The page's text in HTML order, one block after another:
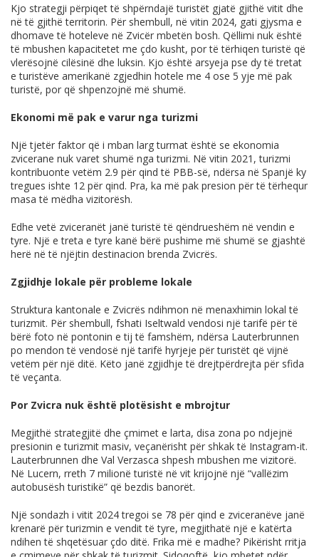
Kjo strategji përpiqet të shpërndajë turistët gjatë gjithë vitit dhe
në të gjithë territorin. Për shembull, në vitin 2024, gati gjysma e
dhomave të hoteleve në Zvicër mbetën bosh. Qëllimi nuk është
të mbushen kapacitetet me çdo kusht, por të tërhiqen turistë që
vlerësojnë cilësinë dhe luksin. Kjo është arsyeja pse dy të tretat
e turistëve amerikanë zgjedhin hotele me 4 ose 5 yje më pak
turistë, por që shpenzojnë më shumë.
Ekonomi më pak e varur nga turizmi
Një tjetër faktor që i mban larg turmat është se ekonomia
zvicerane nuk varet shumë nga turizmi. Në vitin 2021, turizmi
kontribuonte vetëm 2.9 për qind të PBB-së, ndërsa në Spanjë ky
tregues ishte 12 për qind. Pra, ka më pak presion për të tërhequr
masa të mëdha vizitorësh.
Edhe vetë zviceranët janë turistë të qëndrueshëm në vendin e
tyre. Një e treta e tyre kanë bërë pushime më shumë se gjashtë
herë në të njëjtin destinacion brenda Zvicrës.
Zgjidhje lokale për probleme lokale
Struktura kantonale e Zvicrës ndihmon në menaxhimin lokal të
turizmit. Për shembull, fshati Iseltwald vendosi një tarifë për të
bërë foto në pontonin e tij të famshëm, ndërsa Lauterbrunnen
po mendon të vendosë një tarifë hyrjeje për turistët që vijnë
vetëm për një ditë. Këto janë zgjidhje të drejtpërdrejta për sfida
të veçanta.
Por Zvicra nuk është plotësisht e mbrojtur
Megjithë strategjitë dhe çmimet e larta, disa zona po ndjejnë
presionin e turizmit masiv, veçanërisht për shkak të Instagram-it.
Lauterbrunnen dhe Val Verzasca shpesh mbushen me vizitorë.
Në Lucern, rreth 7 milionë turistë në vit krijojnë një “vallëzim
autobusësh turistikë” që bezdis banorët.
Një sondazh i vitit 2024 tregoi se 78 për qind e zviceranëve janë
krenarë për turizmin e vendit të tyre, megjithatë një e katërta
ndihen të shqetësuar çdo ditë. Frika më e madhe? Pikërisht rritja